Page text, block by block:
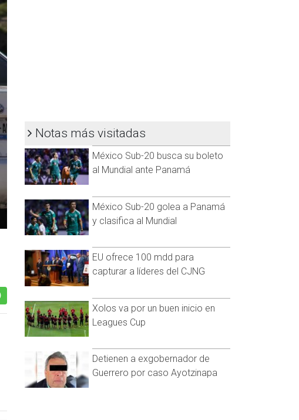
Notas más visitadas
México Sub-20 busca su boleto
al Mundial ante Panamá
México Sub-20 golea a Panamá
y clasifica al Mundial
EU ofrece 100 mdd para
capturar a líderes del CJNG
Xolos va por un buen inicio en
Leagues Cup
Detienen a exgobernador de
Guerrero por caso Ayotzinapa